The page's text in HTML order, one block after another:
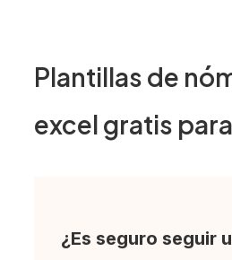
Plantillas de
excel gratis
¿Es seguro seguir